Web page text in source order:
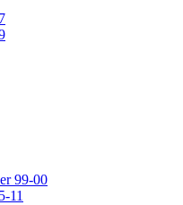
99-00
11